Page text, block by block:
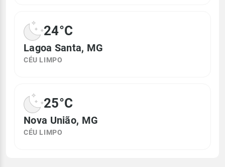
24°C
Lagoa Santa, MG
CÉU LIMPO
25°C
Nova União, MG
CÉU LIMPO